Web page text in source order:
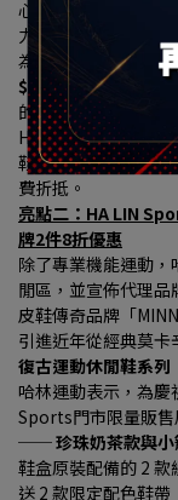
心儀的跑鞋，在跑
力，強強聯手打造實
為歡慶改裝開幕，
$3,600 折$300、滿
的是，只要購買鞋
HOKA 限量優惠跑
鞋），再加碼送上
費折抵。
亮點二：HA LIN
牌2件8折優惠
除了專業機能運動
閒區，並宣佈代理
皮鞋傳奇品牌「
引進近年從經典莫
復古運動休閒鞋系
哈林運動表示，為
Sports門市限量販售
── 珍珠奶茶款與
鞋盒原裝配備的 2
送 2 款限定配色鞋